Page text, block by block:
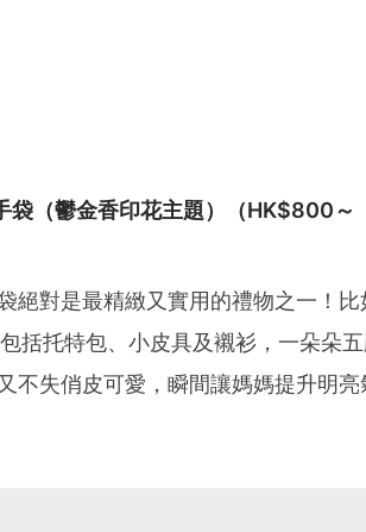
袋（鬱金香印花主題）（HK$800～
絕對是最精緻又實用的禮物之一！比
括托特包、小皮具及襯衫，一朵朵
失俏皮可愛，瞬間讓媽媽提升明亮